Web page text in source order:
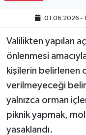
01.06.2026 -
Valilikten yapılan
önlenmesi
kişilerin belirlenen
verilmeyeceği
yalnızca orman
piknik yapmak,
yasaklandı.